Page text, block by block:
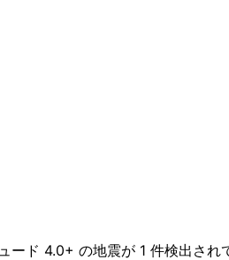
ド 4.0+ の地震が 1 件検出され